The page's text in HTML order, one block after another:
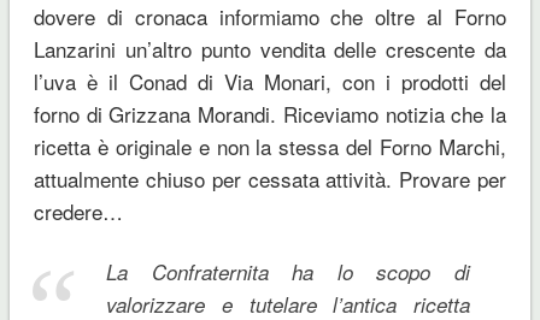
dovere di cronaca informiamo che oltre al Forno
Lanzarini un’altro punto vendita delle crescente da
l’uva è il Conad di Via Monari, con i prodotti del
forno di Grizzana Morandi. Riceviamo notizia che la
ricetta è originale e non la stessa del Forno Marchi,
attualmente chiuso per cessata attività. Provare per
credere…
La Confraternita ha lo scopo di
valorizzare e tutelare l’antica ricetta